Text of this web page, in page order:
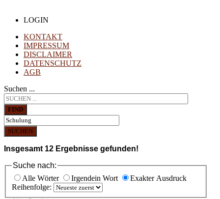
LOGIN
KONTAKT
IMPRESSUM
DISCLAIMER
DATENSCHUTZ
AGB
Suchen ...
FIND
SUCHEN
Insgesamt 12 Ergebnisse gefunden!
Suche nach:
Alle Wörter
Irgendein Wort
Exakter Ausdruck
Reihenfolge: